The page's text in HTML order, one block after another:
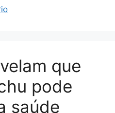
que
pode
saúde